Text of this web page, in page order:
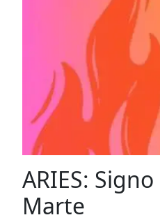
ARIES:
Marte